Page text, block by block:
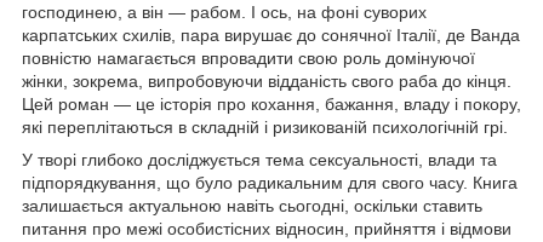
господинею, а він — рабом. І ось, на фоні суворих
карпатських схилів, пара вирушає до сонячної Італії, де Ванда
повністю намагається впровадити свою роль домінуючої
жінки, зокрема, випробовуючи відданість свого раба до кінця.
Цей роман — це історія про кохання, бажання, владу і покору,
які переплітаються в складній і ризикованій психологічній грі.
У творі глибоко досліджується тема сексуальності, влади та
підпорядкування, що було радикальним для свого часу. Книга
залишається актуальною навіть сьогодні, оскільки ставить
питання про межі особистісних відносин, прийняття і відмови